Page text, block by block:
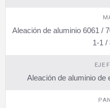
Aleación de aluminio 6061 /
1-1 /
EJE
Aleación de aluminio de